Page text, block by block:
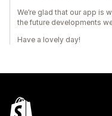
We’re glad that our app is
the future developments
Have a lovely day!